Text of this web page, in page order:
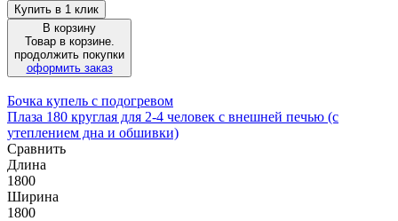
Купить в 1 клик
В корзину
Товар в корзине.
продолжить покупки
оформить заказ
Бочка купель с подогревом
Плаза 180 круглая для 2-4 человек с внешней печью (с
утеплением дна и обшивки)
Сравнить
Длина
1800
Ширина
1800